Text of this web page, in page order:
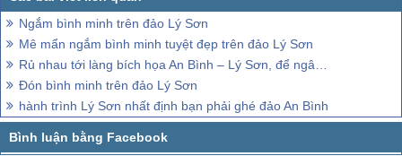
Ngắm bình minh trên đảo Lý Sơn
Mê mẩn ngắm bình minh tuyệt đẹp trên đảo Lý Sơn
Rủ nhau tới làng bích họa An Bình – Lý Sơn, để ngâm mình cùng những bức hình kỳ quái
Đón bình minh trên đảo Lý Sơn
hành trình Lý Sơn nhất định bạn phải ghé đảo An Bình